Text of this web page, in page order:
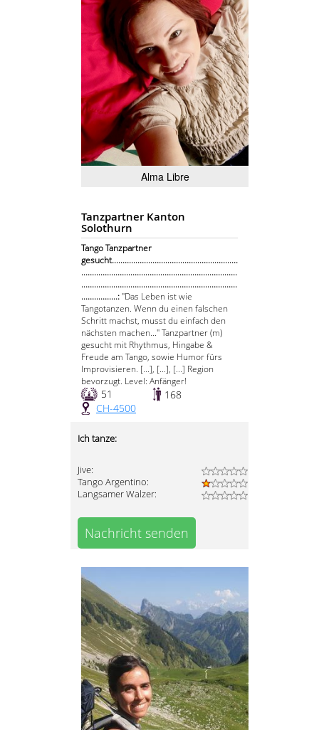
Alma Libre
Tanzpartner Kanton
Solothurn
Tango Tanzpartner
gesucht...........................................................
.........................................................................
.........................................................................
.................:"Das Leben ist wie
Tangotanzen. Wenn du einen falschen
Schritt machst, musst du einfach den
nächsten machen..." Tanzpartner (m)
gesucht mit Rhythmus, Hingabe &
Freude am Tango, sowie Humor fürs
Improvisieren. [...], [...], [...] Region
bevorzugt. Level: Anfänger!
51
168
CH-4500
Ich tanze:
Jive:
Tango Argentino:
Langsamer Walzer:
Nachricht senden